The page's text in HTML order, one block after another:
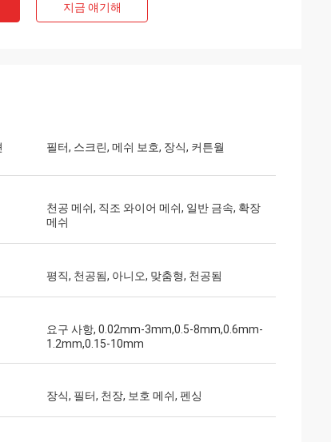
지금 얘기해
필터, 스크린, 메쉬 보호, 장식, 커튼월
천공 메쉬, 직조 와이어 메쉬, 일반 금속, 확장
메쉬
평직, 천공됨, 아니오, 맞춤형, 천공됨
요구 사항, 0.02mm-3mm,0.5-8mm,0.6mm-
1.2mm,0.15-10mm
장식, 필터, 천장, 보호 메쉬, 펜싱